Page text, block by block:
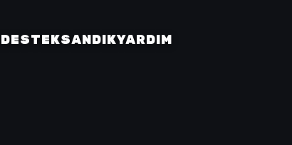
DESTEKSANDIKYARDIM